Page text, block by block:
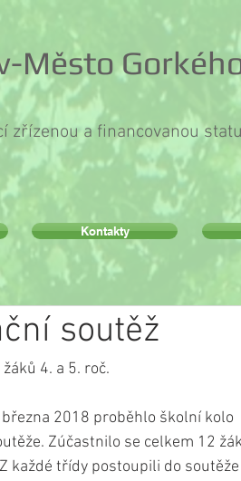
Město
zřízenou a financovanou
soutěž
4. a 5. roč.
2018 proběhlo školní kolo
Zúčastnilo se celkem 12
každé třídy postoupili do
Kontakty